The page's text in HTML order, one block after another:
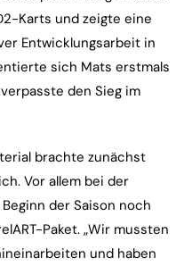
Karts und zeigte eine
Entwicklungsarbeit in
sich Mats erstmals
den Sieg im
brachte zunächst
Vor allem bei der
der Saison noch
Paket. „Wir mussten
und haben